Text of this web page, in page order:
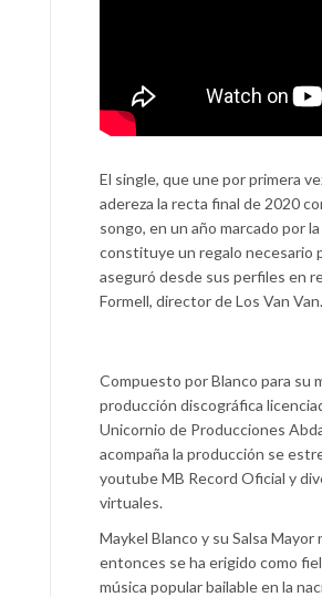
El single, que une por primera
adereza la recta final de 2020
songo, en un año marcado por
constituye un regalo necesario
aseguró desde sus perfiles en
Formell, director de Los Van Van.
Compuesto por Blanco para su
producción discográfica
Unicornio de Producciones
acompaña la producción se
youtube MB Record Oficial y
virtuales.
Maykel Blanco y su Salsa
entonces se ha erigido como
música popular bailable en la